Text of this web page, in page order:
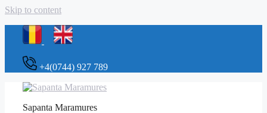
Skip to content
+4(0744) 927 789
Sapanta Maramures